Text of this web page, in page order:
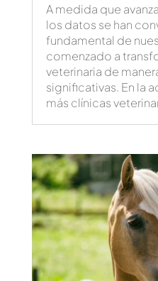
A medida que
los datos se han
fundamental de
comenzado a
veterinaria de
significativas. En la
más clínicas